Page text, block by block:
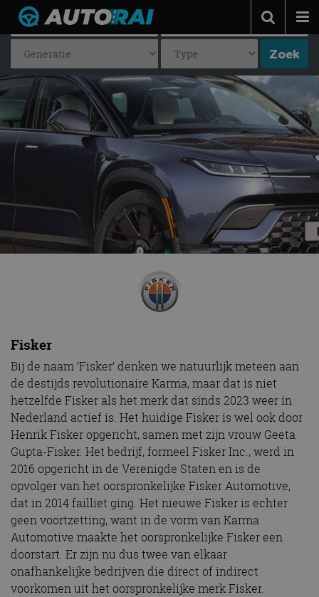
Autonieuws
Podcast
Autotests
Automerken
MotorRAI.nl
Fisker
Bij de naam ‘Fisker’ denken we natuurlijk meteen aan
de destijds revolutionaire Karma, maar dat is niet
hetzelfde Fisker als het merk dat sinds 2023 weer in
Nederland actief is. Het huidige Fisker is wel ook door
Henrik Fisker opgericht, samen met zijn vrouw Geeta
Gupta-Fisker. Het bedrijf, formeel Fisker Inc., werd in
2016 opgericht in de Verenigde Staten en is de
opvolger van het oorspronkelijke Fisker Automotive,
dat in 2014 failliet ging. Het nieuwe Fisker is echter
geen voortzetting, want in de vorm van Karma
Automotive maakte het oorspronkelijke Fisker een
doorstart. Er zijn nu dus twee van elkaar
onafhankelijke bedrijven die direct of indirect
voorkomen uit het oorspronkelijke merk Fisker.